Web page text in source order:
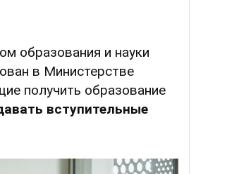
образования и науки
в Министерстве
получить образование
вступительные